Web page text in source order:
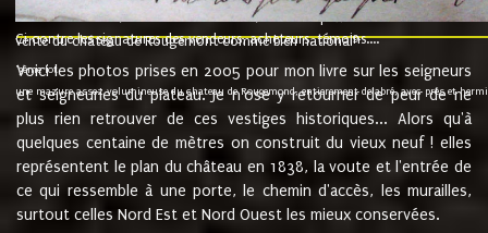
suivent les rentes, donation des terriers, etc... au prix de 880 livre louis
Ci contre les signatures des vendeurs, acheteurs, témoins....
vente du château de Rougemont comme bien national9.
"3ème lot
une mazure assez volumineuse du chateau de Rougemond, entierement delabré, avec près et
Voici les photos prises en 2005 pour mon livre sur les seigneurs
et seigneuries du plateau. Je n'ose y retourner de peur de ne
plus rien retrouver de ces vestiges historiques... Alors qu'à
quelques centaine de mètres on construit du vieux neuf ! elles
représentent le plan du château en 1838, la voute et l'entrée de
ce qui ressemble à une porte, le chemin d'accès, les murailles,
surtout celles Nord Est et Nord Ouest les mieux conservées.